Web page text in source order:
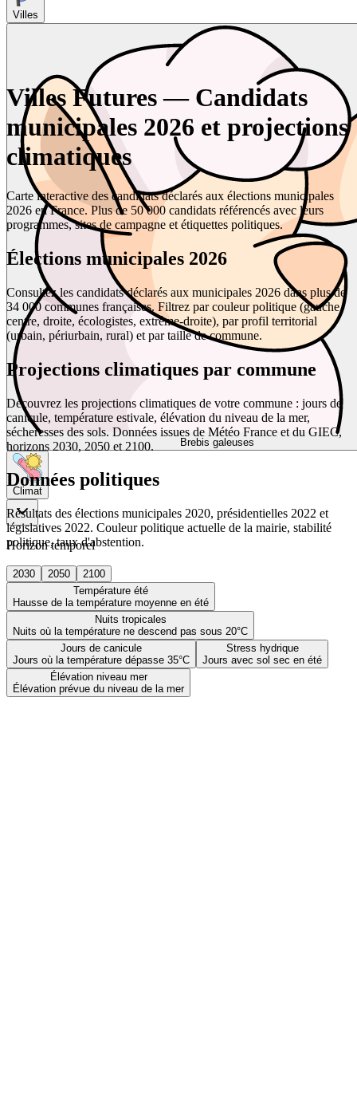
Villes
Brebis galeuses
Climat
Horizon temporel
2030 2050
2100
Température été
Hausse de la température moyenne en été
Nuits tropicales
Nuits où la température ne descend pas sous 20°C
Jours de canicule
Jours où la température dépasse 35°C
Stress hydrique
Jours avec sol sec en été
Élévation niveau mer
Élévation prévue du niveau de la mer
Villes Futures — Candidats
municipales 2026 et projections
climatiques
Carte interactive des candidats déclarés aux élections municipales
2026 en France. Plus de 50 000 candidats référencés avec leurs
programmes, sites de campagne et étiquettes politiques.
Élections municipales 2026
Consultez les candidats déclarés aux municipales 2026 dans plus de
34 000 communes françaises. Filtrez par couleur politique (gauche,
centre, droite, écologistes, extrême-droite), par profil territorial
(urbain, périurbain, rural) et par taille de commune.
Projections climatiques par commune
Découvrez les projections climatiques de votre commune : jours de
canicule, température estivale, élévation du niveau de la mer,
sécheresses des sols. Données issues de Météo France et du GIEC,
horizons 2030, 2050 et 2100.
Données politiques
Résultats des élections municipales 2020, présidentielles 2022 et
législatives 2022. Couleur politique actuelle de la mairie, stabilité
politique, taux d'abstention.